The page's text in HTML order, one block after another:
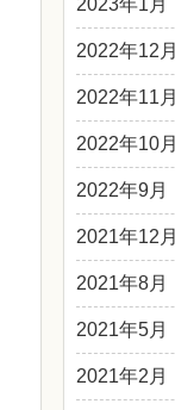
2023年1月
2022年12月
2022年11月
2022年10月
2022年9月
2021年12月
2021年8月
2021年5月
2021年2月